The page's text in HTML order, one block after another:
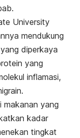
University
mendukung
diperkaya
yang
inflamasi,
makanan yang
kadar
tingkat